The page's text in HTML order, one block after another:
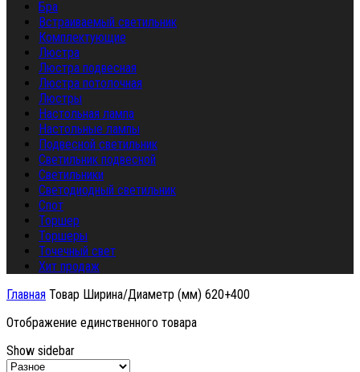
Бра
Встраиваемый светильник
Комплектующие
Люстра
Люстра подвесная
Люстра потолочная
Люстры
Настольная лампа
Настольные лампы
Подвесной светильник
Светильник подвесной
Светильники
Светодиодный светильник
Спот
Торшер
Торшеры
Точечный свет
Хит продаж
Главная Товар Ширина/Диаметр (мм) 620+400
Отображение единственного товара
Show sidebar